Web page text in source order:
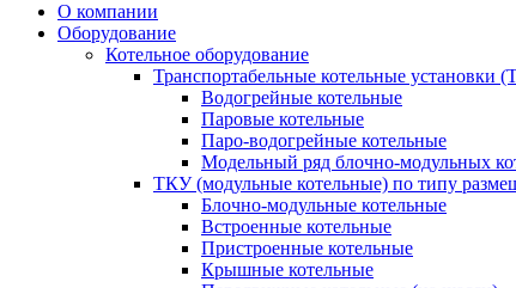
О компании
Оборудование
Котельное оборудование
Транспортабельные котельные установки
Водогрейные котельные
Паровые котельные
Паро-водогрейные котельные
Модельный ряд блочно-модульных
ТКУ (модульные котельные) по типу
Блочно-модульные котельные
Встроенные котельные
Пристроенные котельные
Крышные котельные